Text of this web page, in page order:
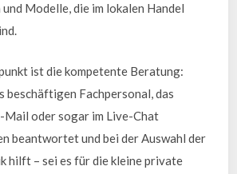
Modelle, die im lokalen Handel
ist die kompetente Beratung:
beschäftigen Fachpersonal, das
Mail oder sogar im Live-Chat
beantwortet und bei der Auswahl der
hilft – sei es für die kleine private